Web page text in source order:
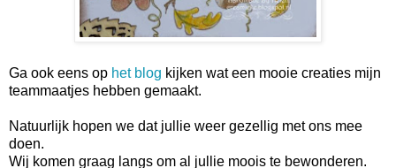
Ga ook eens op het blog kijken wat een mooie creaties mijn
teammaatjes hebben gemaakt.
Natuurlijk hopen we dat jullie weer gezellig met ons mee
doen.
Wij komen graag langs om al jullie moois te bewonderen.